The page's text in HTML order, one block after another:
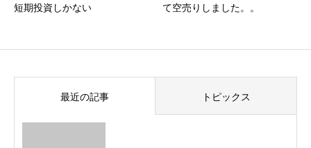
短期投資しかない
て空売りしました。。
最近の記事 トピックス